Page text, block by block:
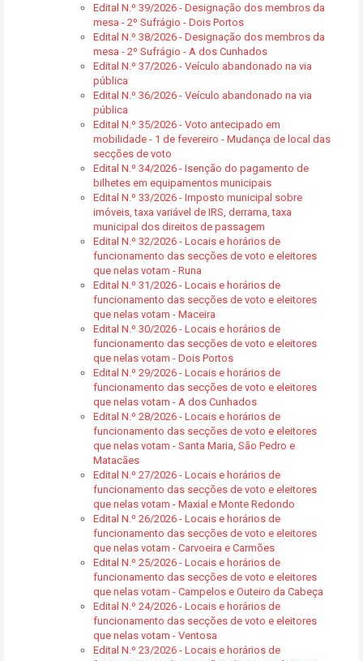
Edital N.º 39/2026 - Designação dos membros da
mesa - 2º Sufrágio - Dois Portos
Edital N.º 38/2026 - Designação dos membros da
mesa - 2º Sufrágio - A dos Cunhados
Edital N.º 37/2026 - Veículo abandonado na via
pública
Edital N.º 36/2026 - Veículo abandonado na via
pública
Edital N.º 35/2026 - Voto antecipado em
mobilidade - 1 de fevereiro - Mudança de local das
secções de voto
Edital N.º 34/2026 - Isenção do pagamento de
bilhetes em equipamentos municipais
Edital N.º 33/2026 - Imposto municipal sobre
imóveis, taxa variável de IRS, derrama, taxa
municipal dos direitos de passagem
Edital N.º 32/2026 - Locais e horários de
funcionamento das secções de voto e eleitores
que nelas votam - Runa
Edital N.º 31/2026 - Locais e horários de
funcionamento das secções de voto e eleitores
que nelas votam - Maceira
Edital N.º 30/2026 - Locais e horários de
funcionamento das secções de voto e eleitores
que nelas votam - Dois Portos
Edital N.º 29/2026 - Locais e horários de
funcionamento das secções de voto e eleitores
que nelas votam - A dos Cunhados
Edital N.º 28/2026 - Locais e horários de
funcionamento das secções de voto e eleitores
que nelas votam - Santa Maria, São Pedro e
Matacães
Edital N.º 27/2026 - Locais e horários de
funcionamento das secções de voto e eleitores
que nelas votam - Maxial e Monte Redondo
Edital N.º 26/2026 - Locais e horários de
funcionamento das secções de voto e eleitores
que nelas votam - Carvoeira e Carmões
Edital N.º 25/2026 - Locais e horários de
funcionamento das secções de voto e eleitores
que nelas votam - Campelos e Outeiro da Cabeça
Edital N.º 24/2026 - Locais e horários de
funcionamento das secções de voto e eleitores
que nelas votam - Ventosa
Edital N.º 23/2026 - Locais e horários de